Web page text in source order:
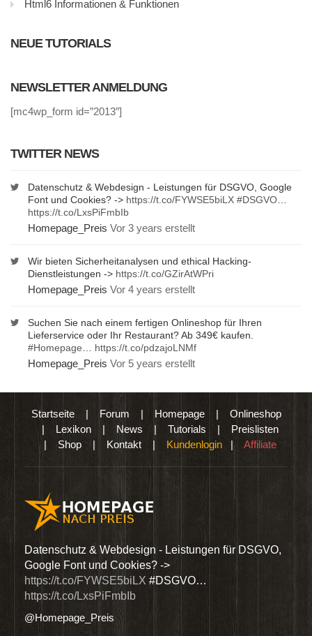
Html6 Informationen & Funktionen
NEUE TUTORIALS
NEWSLETTER ANMELDUNG
[mc4wp_form id=”2013″]
TWITTER NEWS
Datenschutz & Webdesign - Leistungen für DSGVO, Google
Font und Cookies? -> https://t.co/FYWSE5biLX #DSGVO
https://t.co/LxsPiFmbIb
Homepage_Preis Vor 3 years erstellt
Wir bieten Sicherheitanalysen und ethical Hacking-
Dienstleistungen -> https://t.co/GZirAtWPri
Homepage_Preis Vor 4 years erstellt
Suchen Sie nach einem fertigen Onlineshop für Ihren
Lieferservice oder Ihr Restaurant? Ab 349€ kaufen.
#Homepage
https://t.co/pdzajoLNMf
Homepage_Preis Vor 5 years erstellt
Startseite| Forum | Homepage| Onlineshop
| Lexikon | News | Tutorials | Preislisten
| Shop | Kontakt | Kundenlogin | Affiliate
Datenschutz & Webdesign - Leistungen für DSGVO,
Google Font und Cookies? ->
https://t.co/FYWSE5biLX #DSGVO…
https://t.co/LxsPiFmbIb
@Homepage_Preis